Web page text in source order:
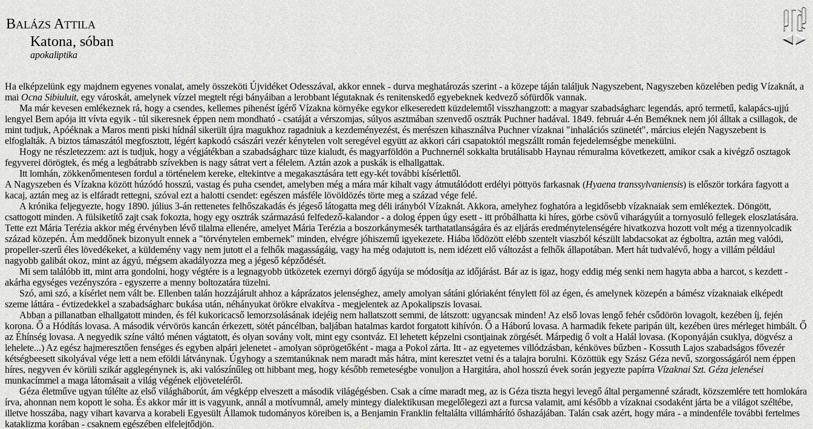
BALÁZSATTILA
Katona, sóban
apokaliptika
Ha elképzelünk egy majdnem egyenes vonalat, amely összeköti Újvidéket Odesszával, akkor ennek - durva meghatározás szerint - a közepe táján találjuk Nagyszebent, Nagyszeben közelében pedig Vízaknát, a
maiOcna Sibiuluit, egy városkát, amelynek vízzel megtelt régi bányáiban a lerobbant légutaknak és renitenskedő egyebeknek kedvező sófürdők vannak.
Ma már kevesen emlékeznek rá, hogy a csendes, kellemes pihenést ígérő Vízakna környéke egykor elkeseredett küzdelemtől visszhangzott: a magyar szabadságharc legendás, apró termetű, kalapács-ujjú
lengyel Bem apója itt vívta egyik - túl sikeresnek éppen nem mondható - csatáját a vérszomjas, súlyos asztmában szenvedő osztrák Puchner hadával. 1849. február 4-én Beméknek nem jól álltak a csillagok, de
mint tudjuk, Apóéknak a Maros menti piski hídnál sikerült újra magukhoz ragadniuk a kezdeményezést, és merészen kihasználva Puchner vízaknai "inhalációs szünetét", március elején Nagyszebent is
elfoglalták. A biztos támaszától megfosztott, légért kapkodó császári vezér kénytelen volt seregével együtt az akkori cári csapatoktól megszállt román fejedelemségbe menekülni.
Hogy ne részletezzem: azt is tudjuk, hogy a végjátékban a szabadságharc tüze kialudt, és magyarföldön a Puchnernél sokkalta brutálisabb Haynau rémuralma következett, amikor csak a kivégző osztagok
fegyverei dörögtek, és még a legbátrabb szívekben is nagy sátrat vert a félelem. Aztán azok a puskák is elhallgattak.
Itt lomhán, zökkenőmentesen fordul a történelem kereke, eltekintve a megakasztására tett egy-két további kísérlettől.
A Nagyszeben és Vízakna között húzódó hosszú, vastag és puha csendet, amelyben még a mára már kihalt vagy átmutálódott erdélyi pöttyös farkasnak (Hyaena transsylvaniensis) is először torkára fagyott a
kacaj, aztán meg az is elfáradt rettegni, szóval ezt a halotti csendet: egészen másféle lövöldözés törte meg a század vége felé.
A krónika feljegyezte, hogy 1890. július 3-án rettenetes felhőszakadás és jégeső látogatta meg déli irányból Vízaknát. Akkora, amelyhez foghatóra a legidősebb vízaknaiak sem emlékeztek. Döngött,
csattogott minden. A fülsiketítő zajt csak fokozta, hogy egy osztrák származású felfedező-kalandor - a dolog éppen úgy esett - itt próbálhatta ki híres, görbe csövű viharágyúit a tornyosuló fellegek eloszlatására.
Tette ezt Mária Terézia akkor még érvényben lévő tilalma ellenére, amelyet Mária Terézia a boszorkánymesék tarthatatlanságára és az eljárás eredménytelenségére hivatkozva hozott volt még a tizennyolcadik
század közepén. Ám meddőnek bizonyult ennek a "törvénytelen embernek" minden, elvégre jóhiszemű igyekezete. Hiába lődözött elébb szentelt viaszból készült labdacsokat az égboltra, aztán meg valódi,
propeller-szerű éles lövedékeket, a küldemény vagy nem jutott el a felhők magasságáig, vagy ha még odajutott is, nem idézett elő változást a felhők állapotában. Mert hát tudvalévő, hogy a villám például
nagyobb galibát okoz, mint az ágyú, mégsem akadályozza meg a jégeső képződését.
Mi sem találóbb itt, mint arra gondolni, hogy végtére is a legnagyobb ütközetek ezernyi dörgő ágyúja se módosítja az időjárást. Bár az is igaz, hogy eddig még senki nem hagyta abba a harcot, s kezdett -
akárha egységes vezényszóra - egyszerre a menny boltozatára tüzelni.
Szó, ami szó, a kísérlet nem vált be. Ellenben talán hozzájárult ahhoz a káprázatos jelenséghez, amely amolyan sátáni glóriaként fénylett föl az égen, és amelynek közepén a bámész vízaknaiak elképedt
szeme láttára - évtizedekkel a szabadságharc bukása után, néhányukat örökre elvakítva - megjelentek az Apokalipszis lovasai.
Abban a pillanatban elhallgatott minden, és fél kukoricacső lemorzsolásának idejéig nem hallatszott semmi, de látszott: ugyancsak minden! Az első lovas lengő fehér csődörön lovagolt, kezében íj, fején
korona. Ő a Hódítás lovasa. A második vérvörös kancán érkezett, sötét páncélban, baljában hatalmas kardot forgatott kihívón. Ő a Háború lovasa. A harmadik fekete paripán ült, kezében üres mérleget himbált. Ő
az Éhínség lovasa. A negyedik színe váltó ménen vágtatott, és olyan sovány volt, mint egy csontváz. El lehetett képzelni csontjainak zörgését. Márpedig ő volt a Halál lovasa. (Koponyáján csuklya, dögvész a
lehelete...) Az egész hajmeresztően fenséges és egyben alpári jelenetet - amolyan söprögetőként - maga a Pokol zárta. Itt - az egyetemes villódzásban, kénköves bűzben - Kossuth Lajos szabadságos fővezér
kétségbeesett sikolyával vége lett a nem eföldi látványnak. Úgyhogy a szemtanúknak nem maradt más hátra, mint keresztet vetni és a talajra borulni. Közöttük egy Szász Géza nevű, szorgosságáról nem éppen
híres, negyven év körüli szikár agglegénynek is, aki valószínűleg ott hibbant meg, hogy később remeteségbe vonuljon a Hargitára, ahol hosszú évek során jegyezte papírraVízaknai Szt. Géza jelenései
munkacímmel a maga látomásait a világ végének eljöveteléről.
Géza életműve ugyan túlélte az első világháborút, ám végképp elveszett a második világégésben. Csak a címe maradt meg, az is Géza tiszta hegyi levegő által pergamenné száradt, közszemlére tett homlokára
írva, ahonnan nem kopott le soha. És akkor már itt is vagyunk, annál a motívumnál, amely mintegy dialektikusan megelőlegezi azt a furcsa valamit, ami később a vízaknai csodaként járta be a világot széltébe,
illetve hosszába, nagy vihart kavarva a korabeli Egyesült Államok tudományos köreiben is, a Benjamin Franklin feltalálta villámhárító őshazájában. Talán csak azért, hogy mára - a mindenféle további fertelmes
kataklizma korában - csaknem egészében elfelejtődjön.